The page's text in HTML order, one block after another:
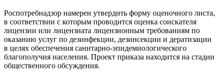
Роспотребнадзор намерен утвердить форму оценочного листа,
в соответствии с которым проводится оценка соискателя
лицензии или лицензиата лицензионным требованиям по
оказанию услуг по дезинфекции, дезинсекции и дератизации
в целях обеспечения санитарно-эпидемиологического
благополучия населения. Проект приказа находится на стадии
общественного обсуждения.